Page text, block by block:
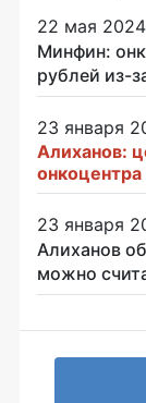
22 мая
Минфин:
рублей из-
23 января
Алиханов:
23 января
Алиханов
можно